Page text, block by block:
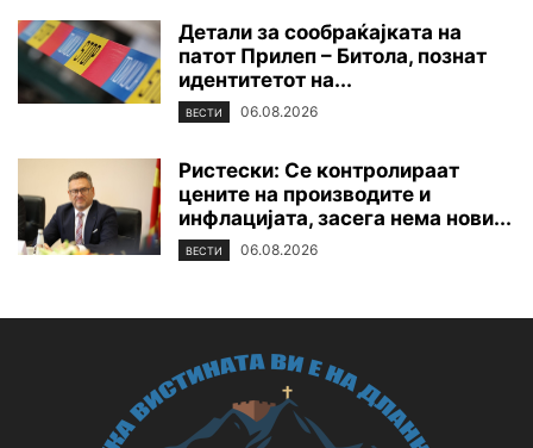
Детали за сообраќајката на
патот Прилеп – Битола, познат
идентитетот на...
ВЕСТИ 06.08.2026
Ристески: Се контролираат
цените на производите и
инфлацијата, засега нема нови...
ВЕСТИ 06.08.2026